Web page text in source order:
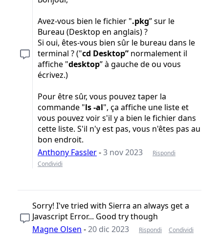
Avez-vous bien le fichier ".pkg” sur le
Bureau (Desktop en anglais) ?
Si oui, êtes-vous bien sûr le bureau dans le
terminal ? ("cd Desktop” normalement il
affiche "desktop” à gauche de ou vous
écrivez.)
Pour être sûr, vous pouvez taper la
commande "ls -al", ça affiche une liste et
vous pouvez voir s'il y a bien le fichier dans
cette liste. S'il n'y est pas, vous n'êtes pas au
bon endroit.
Anthony Fassler-3 nov 2023
Rispondi
Condividi
Sorry! I've tried with Sierra an always get a
Javascript Error... Good try though
Magne Olsen -20 dic 2023 Rispondi Condividi